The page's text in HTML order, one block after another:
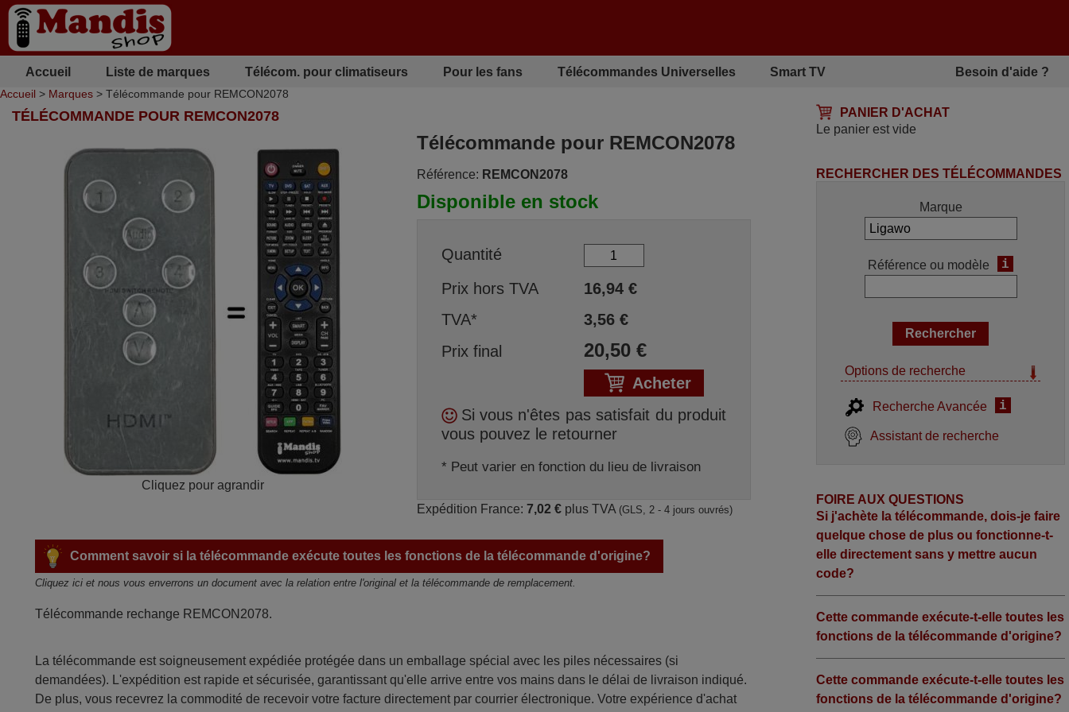
Accueil Liste de marques Télécom. pour climatiseurs Pour les fans Télécommandes Universelles Smart TV Besoin d'aide ?
Accueil > Marques > Télécommande pour REMCON2078
PANIER D'ACHAT
Le panier est vide
TÉLÉCOMMANDE POUR REMCON2078
Cliquez pour agrandir
Télécommande pour REMCON2078
Référence: REMCON2078
Disponible en stock
Quantité
Prix hors TVA
16,94€
TVA*
3,56€
Prix final
20,50€
Acheter
Si vous n'êtes pas satisfait du produit
vous pouvez le retourner
* Peut varier en fonction du lieu de livraison
Expédition France: 7,02 €plus TVA (GLS, 2 - 4 jours ouvrés)
Comment savoir si la télécommande exécute toutes les fonctions de la télécommande d'origine?
Cliquez ici et nous vous enverrons un document avec la relation entre l'original et la télécommande de remplacement.
Télécommande rechange REMCON2078.
La télécommande est soigneusement expédiée protégée dans un emballage spécial avec les piles nécessaires (si
demandées). L'expédition est rapide et sécurisée, garantissant qu'elle arrive entre vos mains dans le délai de livraison indiqué.
De plus, vous recevrez la commodité de recevoir votre facture directement par courrier électronique. Votre expérience d'achat
RECHERCHER DES TÉLÉCOMMANDES
Marque
Référence ou modèle i
Options de recherche
Recherche Avancée i
Assistant de recherche
FOIRE AUX QUESTIONS
Si j'achète la télécommande, dois-je faire
quelque chose de plus ou fonctionne-t-
elle directement sans y mettre aucun
code?
Cette commande exécute-t-elle toutes les
fonctions de la télécommande d'origine?
Cette commande exécute-t-elle toutes les
fonctions de la télécommande d'origine?